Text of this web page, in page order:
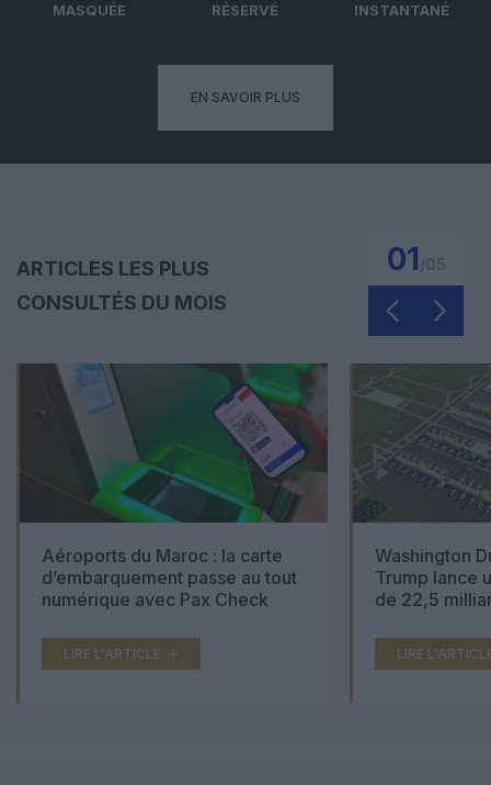
MASQUÉE
RÉSERVÉ
INSTANTANÉ
EN SAVOIR PLUS
ARTICLES LES PLUS
CONSULTÉS DU MOIS
01
Aéroports du Maroc : la carte
d’embarquement passe au tout
numérique avec Pax Check
LIRE L'ARTICLE
Washington
Trump lance
de 22,5
LIRE